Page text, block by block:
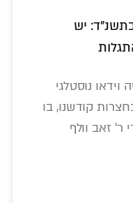
יש
נוסטלגי
קודשנו, בו
ר' זאב וולף